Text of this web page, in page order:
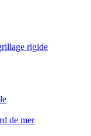
rigide
de mer